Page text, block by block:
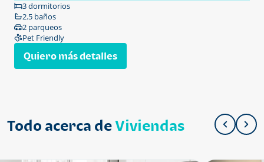
3 dormitorios
2.5 baños
2 parqueos
Pet Friendly
Quiero más detalles
Todo acerca deViviendas